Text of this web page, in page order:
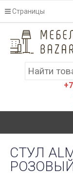
Страницы
СТУЛ